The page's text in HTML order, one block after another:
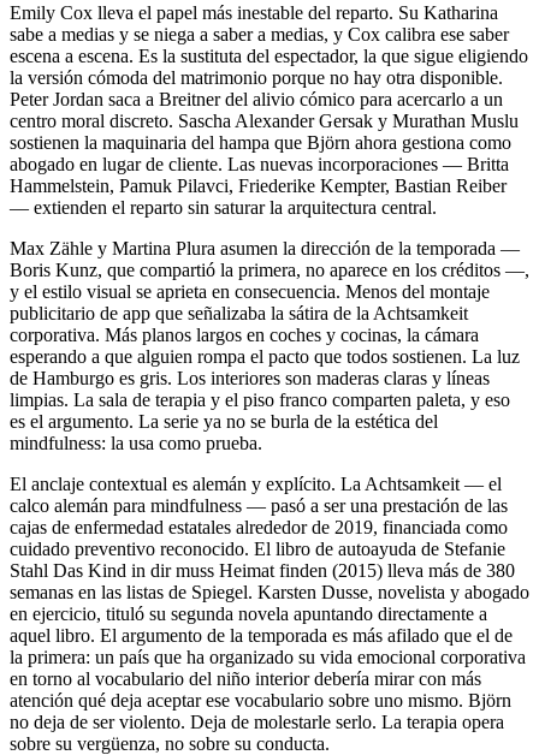
Emily Cox lleva el papel más inestable del reparto. Su Katharina
sabe a medias y se niega a saber a medias, y Cox calibra ese saber
escena a escena. Es la sustituta del espectador, la que sigue eligiendo
la versión cómoda del matrimonio porque no hay otra disponible.
Peter Jordan saca a Breitner del alivio cómico para acercarlo a un
centro moral discreto. Sascha Alexander Gersak y Murathan Muslu
sostienen la maquinaria del hampa que Björn ahora gestiona como
abogado en lugar de cliente. Las nuevas incorporaciones — Britta
Hammelstein, Pamuk Pilavci, Friederike Kempter, Bastian Reiber
— extienden el reparto sin saturar la arquitectura central.
Max Zähle y Martina Plura asumen la dirección de la temporada —
Boris Kunz, que compartió la primera, no aparece en los créditos —,
y el estilo visual se aprieta en consecuencia. Menos del montaje
publicitario de app que señalizaba la sátira de la Achtsamkeit
corporativa. Más planos largos en coches y cocinas, la cámara
esperando a que alguien rompa el pacto que todos sostienen. La luz
de Hamburgo es gris. Los interiores son maderas claras y líneas
limpias. La sala de terapia y el piso franco comparten paleta, y eso
es el argumento. La serie ya no se burla de la estética del
mindfulness: la usa como prueba.
El anclaje contextual es alemán y explícito. La Achtsamkeit — el
calco alemán para mindfulness — pasó a ser una prestación de las
cajas de enfermedad estatales alrededor de 2019, financiada como
cuidado preventivo reconocido. El libro de autoayuda de Stefanie
Stahl Das Kind in dir muss Heimat finden (2015) lleva más de 380
semanas en las listas de Spiegel. Karsten Dusse, novelista y abogado
en ejercicio, tituló su segunda novela apuntando directamente a
aquel libro. El argumento de la temporada es más afilado que el de
la primera: un país que ha organizado su vida emocional corporativa
en torno al vocabulario del niño interior debería mirar con más
atención qué deja aceptar ese vocabulario sobre uno mismo. Björn
no deja de ser violento. Deja de molestarle serlo. La terapia opera
sobre su vergüenza, no sobre su conducta.